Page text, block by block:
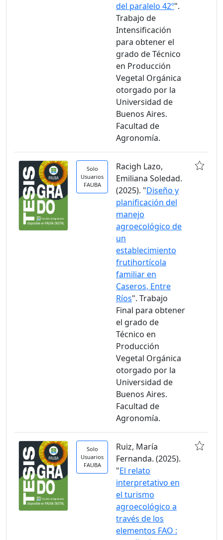
del paralelo 42º".
Trabajo de
Intensificación
para obtener el
grado de Técnico
en Producción
Vegetal Orgánica
otorgado por la
Universidad de
Buenos Aires.
Facultad de
Agronomía.
Solo
Usuarios
FAUBA
Racigh Lazo,
Emiliana Soledad.
(2025). "Diseño y
planificación del
manejo
agroecológico de
un
establecimiento
frutihortícola
familiar en
Caseros, Entre
Ríos". Trabajo
Final para obtener
el grado de
Técnico en
Producción
Vegetal Orgánica
otorgado por la
Universidad de
Buenos Aires.
Facultad de
Agronomía.
Solo
Usuarios
FAUBA
Ruiz, María
Fernanda. (2025).
"El relato
interpretativo en
el turismo
agroecológico a
través de los
elementos FAO :